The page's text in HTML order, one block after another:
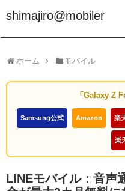
shimajiro@mobiler
ホーム モバイル
「Galaxy Z
Samsung公式 Amazon 楽
楽
LINEモバイル：音声